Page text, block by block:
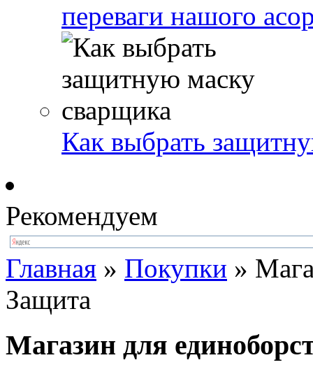
переваги нашого
Как выбрать
Рекомендуем
Главная » Покупки »
Защита
Магазин для